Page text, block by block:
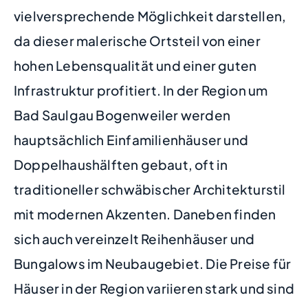
vielversprechende Möglichkeit darstellen,
da dieser malerische Ortsteil von einer
hohen Lebensqualität und einer guten
Infrastruktur profitiert. In der Region um
Bad Saulgau Bogenweiler werden
hauptsächlich Einfamilienhäuser und
Doppelhaushälften gebaut, oft in
traditioneller schwäbischer Architekturstil
mit modernen Akzenten. Daneben finden
sich auch vereinzelt Reihenhäuser und
Bungalows im Neubaugebiet. Die Preise für
Häuser in der Region variieren stark und sind